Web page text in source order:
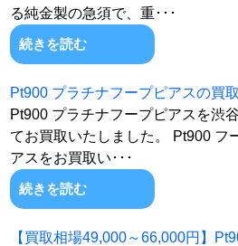
る純金製の急須で、重･･･
続きを読む
Pt900 プラチナフープピアスの買
Pt900 プラチナフープピアスを渋
てお買取いたしました。 Pt900 フ
アスをお買取い･･･
続きを読む
【買取相場49,000～66,000円】